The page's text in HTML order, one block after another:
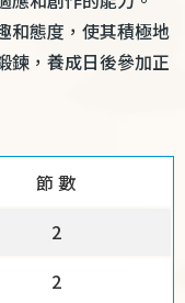
和態度，使其積極地
鍊，養成日後參加正
節 數
2
2